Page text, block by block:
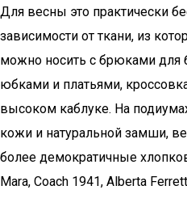
Для весны это практически
зависимости от ткани, из
можно носить с брюками для
юбками и платьями,
высоком каблуке. На
кожи и натуральной замши,
более демократичные
Mara, Coach 1941, Alberta